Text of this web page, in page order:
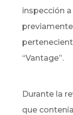
inspección
“Vantage”.
Durante la
que